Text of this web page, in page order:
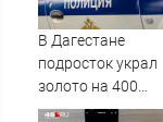
известно сейчас
В Дагестане
подросток украл
золото на 400
тысяч рублей и